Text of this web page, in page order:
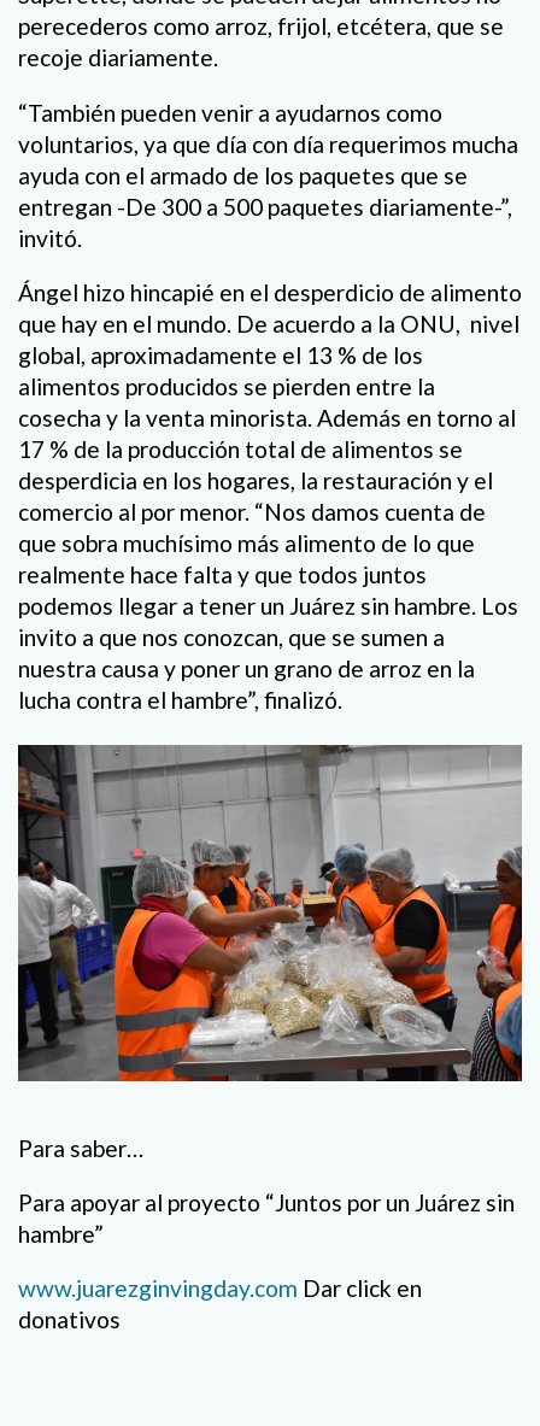
perecederos como arroz, frijol, etcétera, que se
recoje diariamente.
“También pueden venir a ayudarnos como
voluntarios, ya que día con día requerimos mucha
ayuda con el armado de los paquetes que se
entregan -De 300 a 500 paquetes diariamente-”,
invitó.
Ángel hizo hincapié en el desperdicio de alimento
que hay en el mundo. De acuerdo a la ONU, nivel
global, aproximadamente el 13 % de los
alimentos producidos se pierden entre la
cosecha y la venta minorista. Además en torno al
17 % de la producción total de alimentos se
desperdicia en los hogares, la restauración y el
comercio al por menor. “Nos damos cuenta de
que sobra muchísimo más alimento de lo que
realmente hace falta y que todos juntos
podemos llegar a tener un Juárez sin hambre. Los
invito a que nos conozcan, que se sumen a
nuestra causa y poner un grano de arroz en la
lucha contra el hambre”, finalizó.
Para saber…
Para apoyar al proyecto “Juntos por un Juárez sin
hambre”
www.juarezginvingday.com Dar click en
donativos